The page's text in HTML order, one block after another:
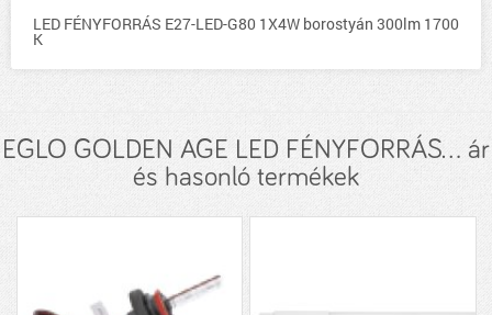
LED FÉNYFORRÁS E27-LED-G80 1X4W borostyán 300lm 1700
K
EGLO GOLDEN AGE LED FÉNYFORRÁS... ár
és hasonló termékek